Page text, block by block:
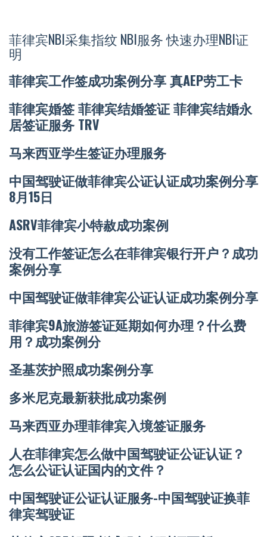
菲律宾NBI采集指纹 NBI服务 快速办理NBI证
明
菲律宾工作签成功案例分享 真AEP劳工卡
菲律宾婚签 菲律宾结婚签证 菲律宾结婚永
居签证服务 TRV
马来西亚学生签证办理服务
中国驾驶证做菲律宾公证认证成功案例分享
8月15日
ASRV菲律宾小特赦成功案例
没有工作签证怎么在菲律宾银行开户？成功
案例分享
中国驾驶证做菲律宾公证认证成功案例分享
菲律宾9A旅游签证延期如何办理？什么费
用？成功案例分
圣基茨护照成功案例分享
多米尼克最新获批成功案例
马来西亚办理菲律宾入境签证服务
人在菲律宾怎么做中国驾驶证公证认证？
怎么公证认证国内的文件？
中国驾驶证公证认证服务-中国驾驶证换菲
律宾驾驶证